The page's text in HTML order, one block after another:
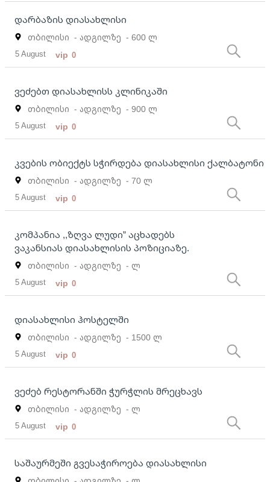
დარბაზის დიასახლისი
თბილისი - ადგილზე - 600 ლ
5 August vip 0
ვეძებთ დიასახლისს კლინიკაში
თბილისი - ადგილზე - 900 ლ
5 August vip 0
კვების ობიექტს სჭირდება დიასახლისი ქალბატონი
თბილისი - ადგილზე - 70 ლ
5 August vip 0
კომპანია ,,ზღვა ლუდი” აცხადებს
ვაკანსიას დიასახლისის პოზიციაზე.
თბილისი - ადგილზე - ლ
5 August vip 0
დიასახლისი ჰოსტელში
თბილისი - ადგილზე - 1500 ლ
5 August vip 0
ვეძებ რესტორანში ჭურჭლის მრეცხავს
თბილისი - ადგილზე - ლ
5 August vip 0
საშაურმეში გვესაჭიროება დიასახლისი